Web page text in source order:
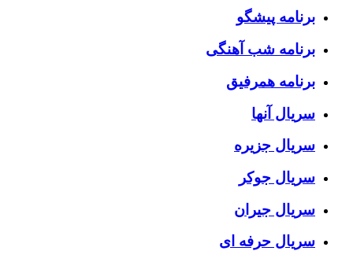
برنامه پیشگو
برنامه شب آهنگی
برنامه همرفیق
سریال آنها
سریال جزیره
سریال جوکر
سریال جیران
سریال حرفه ای